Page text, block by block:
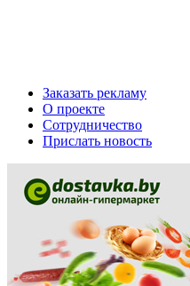
Заказать рекламу
О проекте
Сотрудничество
Прислать новость